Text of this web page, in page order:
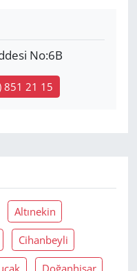
No:6B
851 21 15
Altınekin
Cihanbeyli